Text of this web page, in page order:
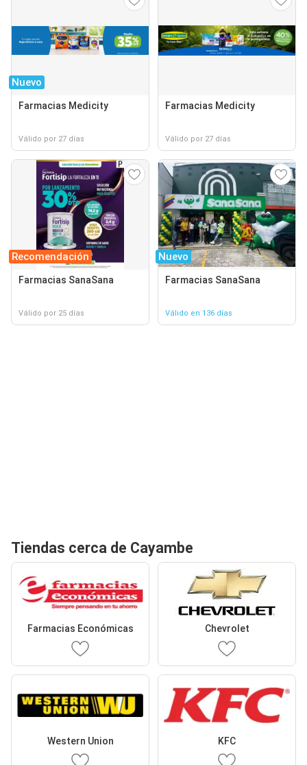
Nuevo
Farmacias Medicity
Válido por 27 días
Farmacias Medicity
Válido por 27 días
Recomendación
Farmacias SanaSana
Válido por 25 días
Nuevo
Farmacias SanaSana
Válido en 136 días
Tiendas cerca de Cayambe
Farmacias Económicas Chevrolet
Western Union KFC